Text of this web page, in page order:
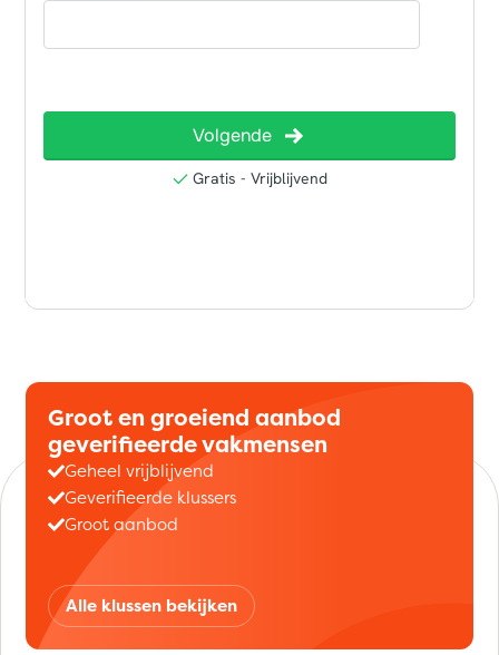
Groot en groeiend aanbod
geverifieerde vakmensen
Geheel vrijblijvend
Geverifieerde klussers
Groot aanbod
Alle klussen bekijken